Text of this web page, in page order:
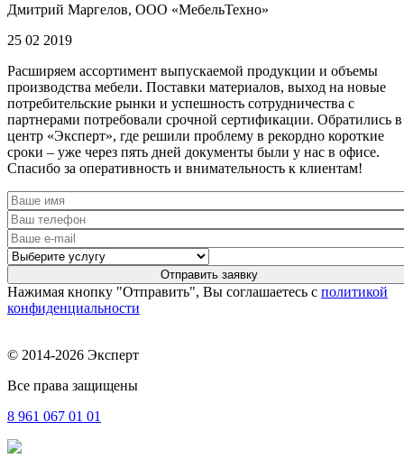
Дмитрий Маргелов, ООО «МебельТехно»
25 02 2019
Расширяем ассортимент выпускаемой продукции и объемы
производства мебели. Поставки материалов, выход на новые
потребительские рынки и успешность сотрудничества с
партнерами потребовали срочной сертификации. Обратились в
центр «Эксперт», где решили проблему в рекордно короткие
сроки – уже через пять дней документы были у нас в офисе.
Спасибо за оперативность и внимательность к клиентам!
Нажимая кнопку "Отправить", Вы соглашаетесь с политикой
конфиденциальности
© 2014-2026 Эксперт
Все права защищены
8 961 067 01 01